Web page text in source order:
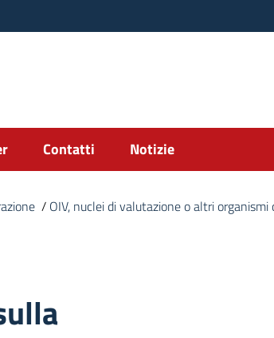
Contatti Notizie
/ OIV, nuclei di valutazione o altri